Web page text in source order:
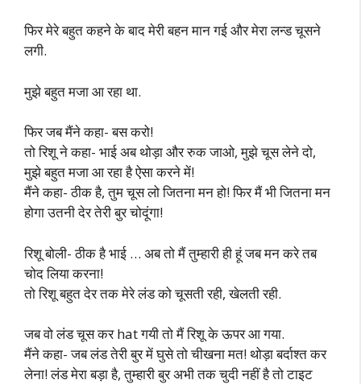
फिर मेरे बहुत कहने के बाद मेरी बहन मान गई और मेरा लन्ड चूसने
लगी.
मुझे बहुत मजा आ रहा था.
फिर जब मैंने कहा- बस करो!
तो रिशू ने कहा- भाई अब थोड़ा और रुक जाओ, मुझे चूस लेने दो,
मुझे बहुत मजा आ रहा है ऐसा करने में!
मैंने कहा- ठीक है, तुम चूस लो जितना मन हो! फिर मैं भी जितना मन
होगा उतनी देर तेरी बुर चोदूंगा!
रिशू बोली- ठीक है भाई … अब तो मैं तुम्हारी ही हूं जब मन करे तब
चोद लिया करना!
तो रिशू बहुत देर तक मेरे लंड को चूसती रही, खेलती रही.
जब वो लंड चूस कर hat गयी तो मैं रिशू के ऊपर आ गया.
मैंने कहा- जब लंड तेरी बुर में घुसे तो चीखना मत! थोड़ा बर्दाश्त कर
लेना! लंड मेरा बड़ा है, तुम्हारी बुर अभी तक चुदी नहीं है तो टाइट